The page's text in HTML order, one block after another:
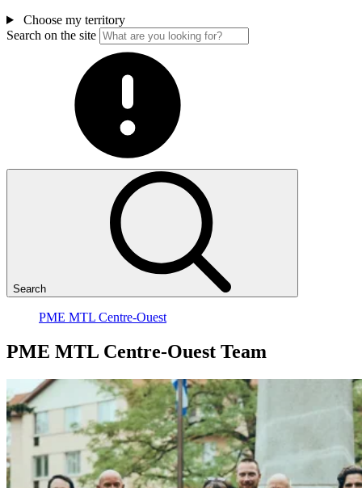
Choose my territory
Search on the site
Search
PME MTL Centre-Ouest
PME MTL Centre-Ouest Team